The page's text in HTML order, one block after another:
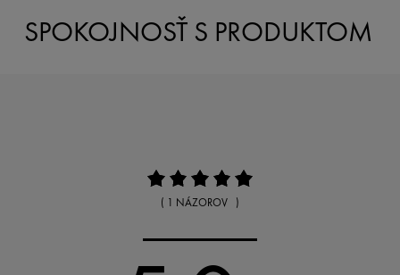
SPOKOJNOSŤ S PRODUKTOM
( 1 NÁZOROV )